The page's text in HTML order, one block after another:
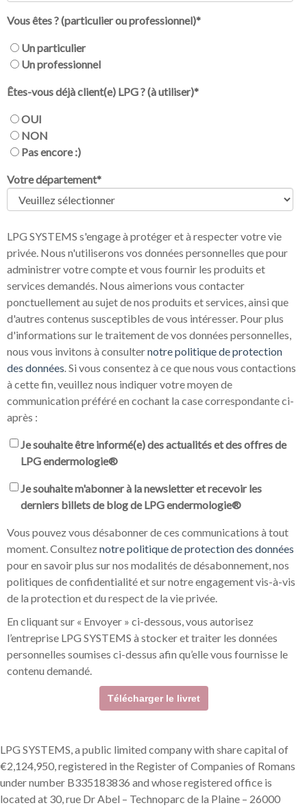
Vous êtes ? (particulier ou professionnel)*
Un particulier
Un professionnel
Êtes-vous déjà client(e) LPG ? (à utiliser)*
OUI
NON
Pas encore :)
Votre département*
LPG SYSTEMS s'engage à protéger et à respecter votre vie
privée. Nous n'utiliserons vos données personnelles que pour
administrer votre compte et vous fournir les produits et
services demandés. Nous aimerions vous contacter
ponctuellement au sujet de nos produits et services, ainsi que
d'autres contenus susceptibles de vous intéresser. Pour plus
d'informations sur le traitement de vos données personnelles,
nous vous invitons à consulternotre politique de protection
des données.Si vous consentez à ce que nous vous contactions
à cette fin, veuillez nous indiquer votre moyen de
communication préféré en cochant la case correspondante ci-
après :
Je souhaite être informé(e) des actualités et des offres de
LPG endermologie®
Je souhaite m'abonner à la newsletter et recevoir les
derniers billets de blog de LPG endermologie®
Vous pouvez vous désabonner de ces communications à tout
moment. Consulteznotre politique de protection des données
pour en savoir plus sur nos modalités de désabonnement, nos
politiques de confidentialité et sur notre engagement vis-à-vis
de la protection et du respect de la vie privée.
En cliquant sur « Envoyer » ci-dessous, vous autorisez
l’entreprise LPG SYSTEMS à stocker et traiter les données
personnelles soumises ci-dessus afin qu’elle vous fournisse le
contenu demandé.
LPG SYSTEMS, a public limited company with share capital of
€2,124,950, registered in the Register of Companies of Romans
under number B335183836 and whose registered office is
located at 30, rue Dr Abel – Technoparc de la Plaine – 26000